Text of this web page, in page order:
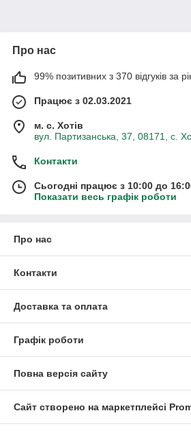
Про нас
99% позитивних з 370 відгуків за
Працює з 02.03.2021
м. с. Хотів
вул. Партизанська, 37, 08171, с.
Контакти
Сьогодні працює з 10:00 до
Показати весь графік роботи
Про нас
Контакти
Доставка та оплата
Графік роботи
Повна версія сайту
Сайт створено на маркетплейсі